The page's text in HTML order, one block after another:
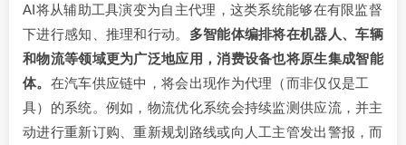
AI将从辅助工具演变为自主代理，这类系统能够在有限监督
下进行感知、推理和行动。 多智能体编排将在机器人、车辆
和物流等领域更为广泛地应用，消费设备也将原生集成智能
体。 在汽车供应链中，将会出现作为代理（而非仅仅是工
具）的系统。例如，物流优化系统会持续监测供应流，并主
动进行重新订购、重新规划路线或向人工主管发出警报，而